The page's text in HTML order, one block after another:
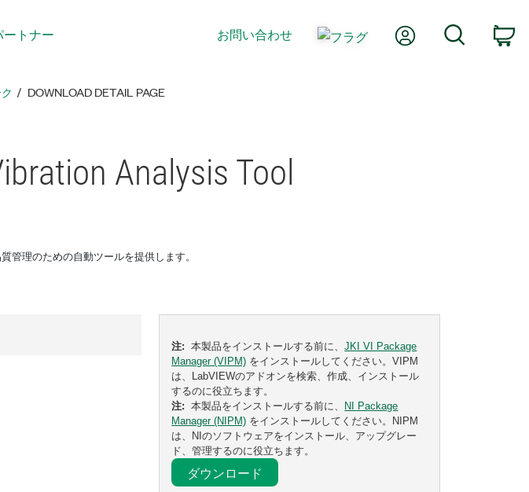
ートナー お問い合わせ Myアカウント
DOWNLOAD DETAIL PAGE
Analysis Tool
理のための自動ツールを提供します。
注:本製品をインストールする前に、JKI VI Package
Manager (VIPM) をインストールしてください。VIPM
は、LabVIEWのアドオンを検索、作成、インストール
するのに役立ちます。
注:本製品をインストールする前に、 NI Package
Manager (NIPM) をインストールしてください。NIPM
は、NIのソフトウェアをインストール、アップグレー
ド、管理するのに役立ちます。
ダウンロード